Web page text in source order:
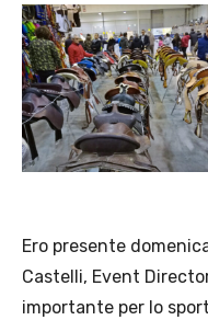
Ero presente
Castelli, Event
importante per lo